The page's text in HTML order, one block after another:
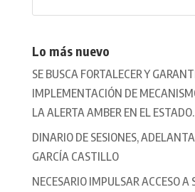
Lo más nuevo
SE BUSCA FORTALECER Y
IMPLEMENTACIÓN DE
LA ALERTA AMBER EN EL ESTADO.
DINARIO DE SESIONES,
GARCÍA CASTILLO
NECESARIO IMPULSAR ACCESO A